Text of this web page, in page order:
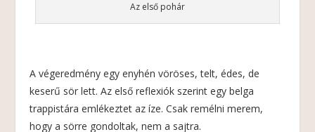
Az első pohár
A végeredmény egy enyhén vöröses, telt, édes, de
keserű sör lett. Az első reflexiók szerint egy belga
trappistára emlékeztet az íze. Csak remélni merem,
hogy a sörre gondoltak, nem a sajtra.